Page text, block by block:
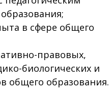
в сфере общего
правовых,
биологических и
общего образования.